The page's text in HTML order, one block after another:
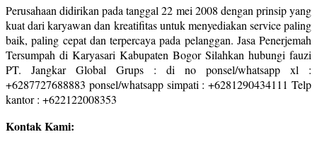
Perusahaan didirikan pada tanggal 22 mei 2008 dengan prinsip yang
kuat dari karyawan dan kreatifitas untuk menyediakan service paling
baik, paling cepat dan terpercaya pada pelanggan. Jasa Penerjemah
Tersumpah di Karyasari Kabupaten Bogor Silahkan hubungi fauzi
PT. Jangkar Global Grups : di no ponsel/whatsapp xl :
+6287727688883 ponsel/whatsapp simpati : +6281290434111 Telp
kantor : +622122008353
Kontak Kami: